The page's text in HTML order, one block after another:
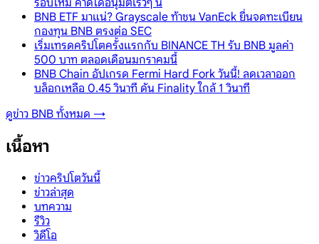
รอบใหม่ คาดได้อนุมัติเร็วๆ นี้
BNB ETF มาแน่? Grayscale ท้าชน VanEck ยื่นจดทะเบียน
กองทุน BNB ตรงต่อ SEC
เริ่มเทรดคริปโตครั้งแรกกับ BINANCE TH รับ BNB มูลค่า
500 บาท ตลอดเดือนมกราคมนี้
BNB Chain อัปเกรด Fermi Hard Fork วันนี้! ลดเวลาออก
บล็อกเหลือ 0.45 วินาที ดัน Finality ใกล้ 1 วินาที
ดูข่าว BNB ทั้งหมด →
เนื้อหา
ข่าวคริปโตวันนี้
ข่าวล่าสุด
บทความ
รีวิว
วิดีโอ